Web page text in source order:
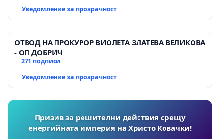
Уведомление за прозрачност
ОТВОД НА ПРОКУРОР ВИОЛЕТА ЗЛАТЕВА ВЕЛИКОВА
- ОП ДОБРИЧ
271 подписи
Уведомление за прозрачност
Призив за решителни действия срещу
енергийната империя на Христо Ковачки!